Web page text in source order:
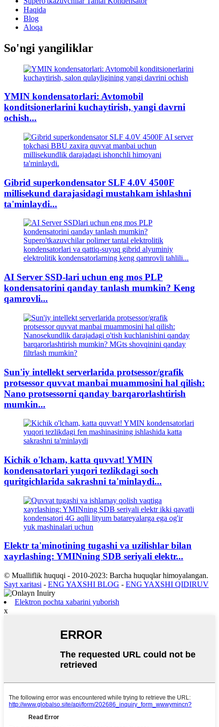
Haqida
Blog
Aloqa
So'ngi yangiliklar
YMIN kondensatorlari: Avtomobil
konditsionerlarini kuchaytirish, yangi davrni
ochish...
Gibrid superkondensator SLF 4.0V 4500F
millisekund darajasidagi mustahkam ishlashni
ta'minlaydi...
AI Server SSD-lari uchun eng mos PLP
kondensatorini qanday tanlash mumkin? Keng
qamrovli...
Sun'iy intellekt serverlarida protsessor/grafik
protsessor quvvat manbai muammosini hal qilish:
Nano protsessorni qanday barqarorlashtirish
mumkin...
Kichik o'lcham, katta quvvat! YMIN
kondensatorlari yuqori tezlikdagi soch
quritgichlarida sakrashni ta'minlaydi...
Elektr ta'minotining tugashi va uzilishlar bilan
xayrlashing: YMINning SDB seriyali elektr...
© Mualliflik huquqi - 2010-2023: Barcha huquqlar himoyalangan.
Sayt xaritasi - ENG YAXSHI BLOG - ENG YAXSHI QIDIRUV
Elektron pochta xabarini yuborish
x